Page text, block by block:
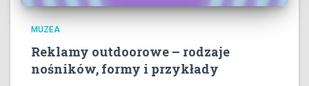
MUZEA
Reklamy outdoorowe – rodzaje
nośników, formy i przykłady